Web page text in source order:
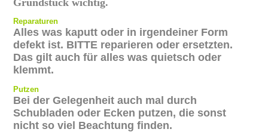
Grundstück wichtig.
Reparaturen
Alles was kaputt oder in irgendeiner Form
defekt ist. BITTE reparieren oder ersetzten.
Das gilt auch für alles was quietsch oder
klemmt.
Putzen
Bei der Gelegenheit auch mal durch
Schubladen oder Ecken putzen, die sonst
nicht so viel Beachtung finden.